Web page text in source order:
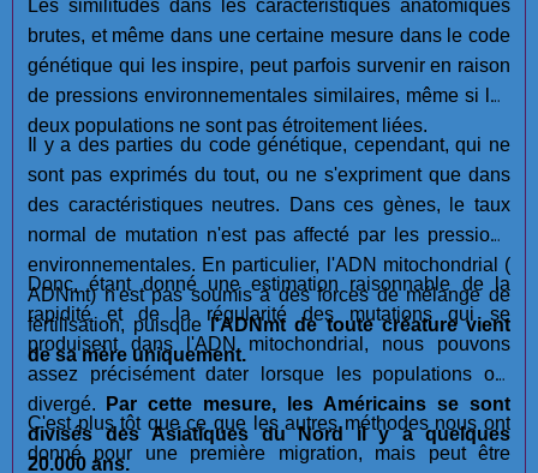
Les similitudes dans les caractéristiques anatomiques
brutes, et même dans une certaine mesure dans le code
génétique qui les inspire, peut parfois survenir en raison
de pressions environnementales similaires, même si les
deux populations ne sont pas étroitement liées.
Il y a des parties du code génétique, cependant, qui ne
sont pas exprimés du tout, ou ne s'expriment que dans
des caractéristiques neutres. Dans ces gènes, le taux
normal de mutation n'est pas affecté par les pressions
environnementales. En particulier, l'ADN mitochondrial (
ADNmt) n'est pas soumis à des forces de mélange de
fertilisation, puisquel'ADNmt de toute créature vient
de sa mère uniquement.
Donc, étant donné une estimation raisonnable de la
rapidité et de la régularité des mutations qui se
produisent dans l'ADN mitochondrial, nous pouvons
assez précisément dater lorsque les populations ont
divergé.
Par cette mesure, les Américains se sont
divisés des Asiatiques du Nord il y a quelques
20.000 ans.
C'est plus tôt que ce que les autres méthodes nous ont
donné pour une première migration, mais peut être